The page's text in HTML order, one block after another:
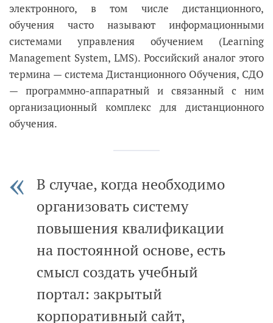
электронного, в том числе дистанционного,
обучения часто называют информационными
системами управления обучением (Learning
Management System, LMS). Российский аналог этого
термина —система Дистанционного Обучения, СДО
— программно-аппаратный и связанный с ним
организационный комплекс для дистанционного
обучения.
В случае, когда необходимо
организовать систему
повышения квалификации
на постоянной основе, есть
смысл создать учебный
портал: закрытый
корпоративный сайт,